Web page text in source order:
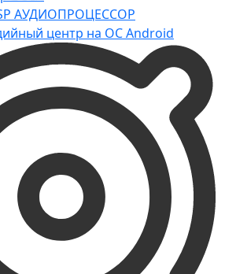
АУДИОПРОЦЕССОР
центр на ОС Android